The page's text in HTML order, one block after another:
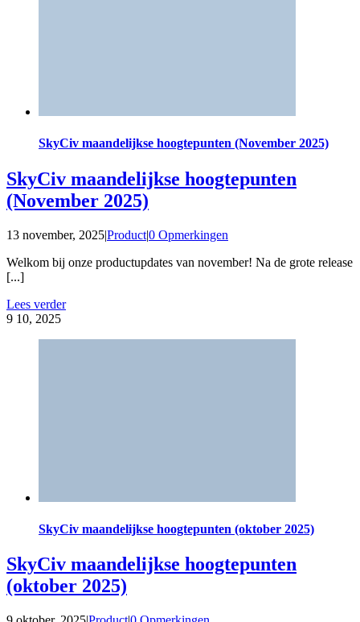
SkyCiv maandelijkse hoogtepunten (November 2025)
SkyCiv maandelijkse hoogtepunten
(November 2025)
13 november, 2025|Product|0 Opmerkingen
Welkom bij onze productupdates van november! Na de grote release
[...]
Lees verder
9 10, 2025
SkyCiv maandelijkse hoogtepunten (oktober 2025)
SkyCiv maandelijkse hoogtepunten
(oktober 2025)